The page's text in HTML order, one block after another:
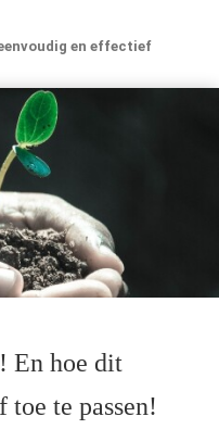
en effectief
En hoe dit
te passen!